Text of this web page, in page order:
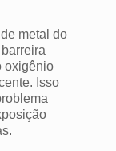
metal do
oxigênio
Isso